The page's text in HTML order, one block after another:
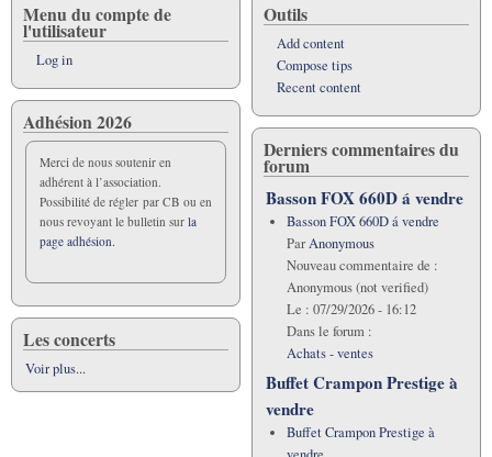
Menu du compte de
l'utilisateur
Log in
Adhésion 2026
Merci de nous soutenir en
adhérent à l’association.
Possibilité de régler par CB ou en
nous revoyant le bulletin sur la
page adhésion.
Les concerts
Voir plus...
Outils
Add content
Compose tips
Recent content
Derniers commentaires du
forum
Basson FOX 660D á vendre
Basson FOX 660D á vendre
ParAnonymous
Nouveau commentaire de :
Anonymous (not verified)
Le : 07/29/2026 - 16:12
Dans le forum :
Achats - ventes
Buffet Crampon Prestige à
vendre
Buffet Crampon Prestige à